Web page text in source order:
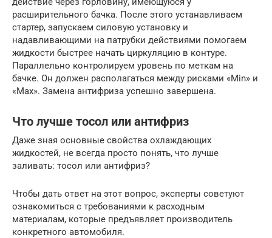
расширительного бачка. После этого устанавливаем
стартер, запускаем силовую установку и
надавливающими на патрубки действиями помогаем
жидкости быстрее начать циркуляцию в контуре.
Параллельно контролируем уровень по меткам на
бачке. Он должен располагаться между рисками «Min» и
«Max». Замена антифриза успешно завершена.
Что лучше тосол или антифриз
Даже зная основные свойства охлаждающих
жидкостей, не всегда просто понять, что лучше
заливать: тосол или антифриз?
Чтобы дать ответ на этот вопрос, эксперты советуют
ознакомиться с требованиями к расходным
материалам, которые предъявляет производитель
конкретного автомобиля.